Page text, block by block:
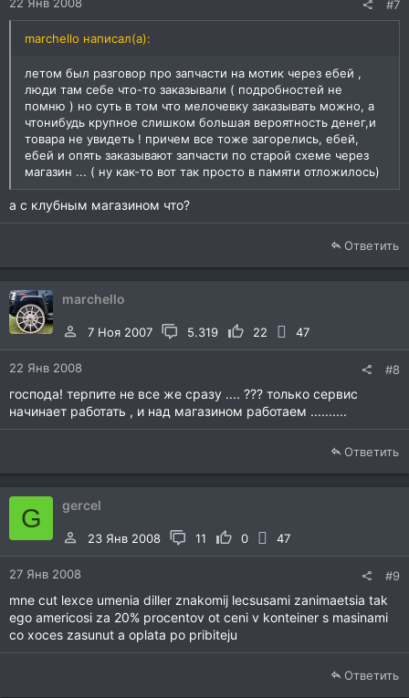
#7
marchello написал(а):
летом был разговор про запчасти на мотик через ебей ,
люди там себе что-то заказывали ( подробностей не
помню ) но суть в том что мелочевку заказывать можно, а
чтонибудь крупное слишком большая вероятность денег,и
товара не увидеть ! причем все тоже загорелись, ебей,
ебей и опять заказывают запчасти по старой схеме через
магазин ... ( ну как-то вот так просто в памяти отложилось)
а с клубным магазином что?
Ответить
marchello
7 Ноя 2007 5.319 22 47
22 Янв 2008 #8
господа! терпите не все же сразу .... ??? только сервис
начинает работать , и над магазином работаем ..........
Ответить
G gercel
23 Янв 2008 11 0 47
27 Янв 2008 #9
mne cut lexce umenia diller znakomij lecsusami zanimaetsia tak
ego americosi za 20% procentov ot ceni v konteiner s masinami
co xoces zasunut a oplata po pribiteju
Ответить